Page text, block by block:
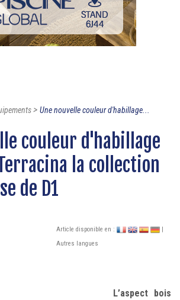
> Une nouvelle couleur d'habillage...
couleur d'habillage
la collection
de D1
Article disponible en :
Autres langues
L’aspect bois